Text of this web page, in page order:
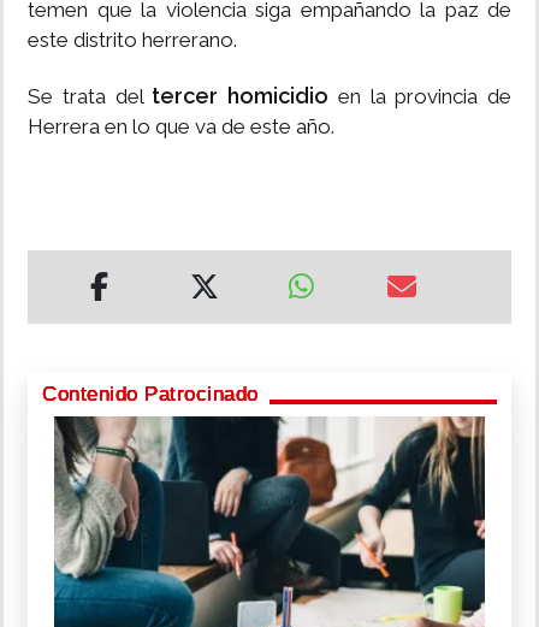
temen que la violencia siga empañando la paz de
este distrito herrerano.
Se trata del tercer homicidio en la provincia de
Herrera en lo que va de este año.
Contenido Patrocinado